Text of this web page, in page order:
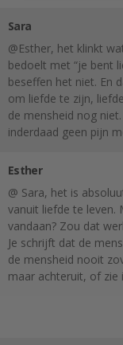
Sara
@Esther, het klinkt
bedoelt met “je bent
beseffen het niet. En
om liefde te zijn,
de mensheid nog
inderdaad geen pijn
Esther
@ Sara, het is
vanuit liefde te leven.
vandaan? Zou dat
Je schrijft dat de
de mensheid nooit
maar achteruit, of zie